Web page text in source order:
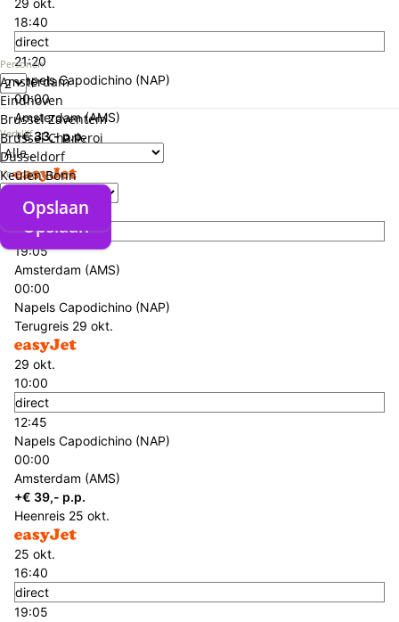
Personen
Verblijf
Verzorgingstype
Opslaan
Amsterdam
Eindhoven
Brussel Zaventem
Brussel Charleroi
Düsseldorf
Keulen Bonn
Opslaan
18:40
direct
21:20
Napels Capodichino (NAP)
00:00
Amsterdam (AMS)
+€ 33,- p.p.
Heenreis
16:40
direct
19:05
Amsterdam (AMS)
00:00
Napels Capodichino (NAP)
Terugreis 29 okt.
29 okt.
10:00
direct
12:45
Napels Capodichino (NAP)
00:00
Amsterdam (AMS)
+€ 39,- p.p.
Heenreis 25 okt.
25 okt.
16:40
direct
19:05